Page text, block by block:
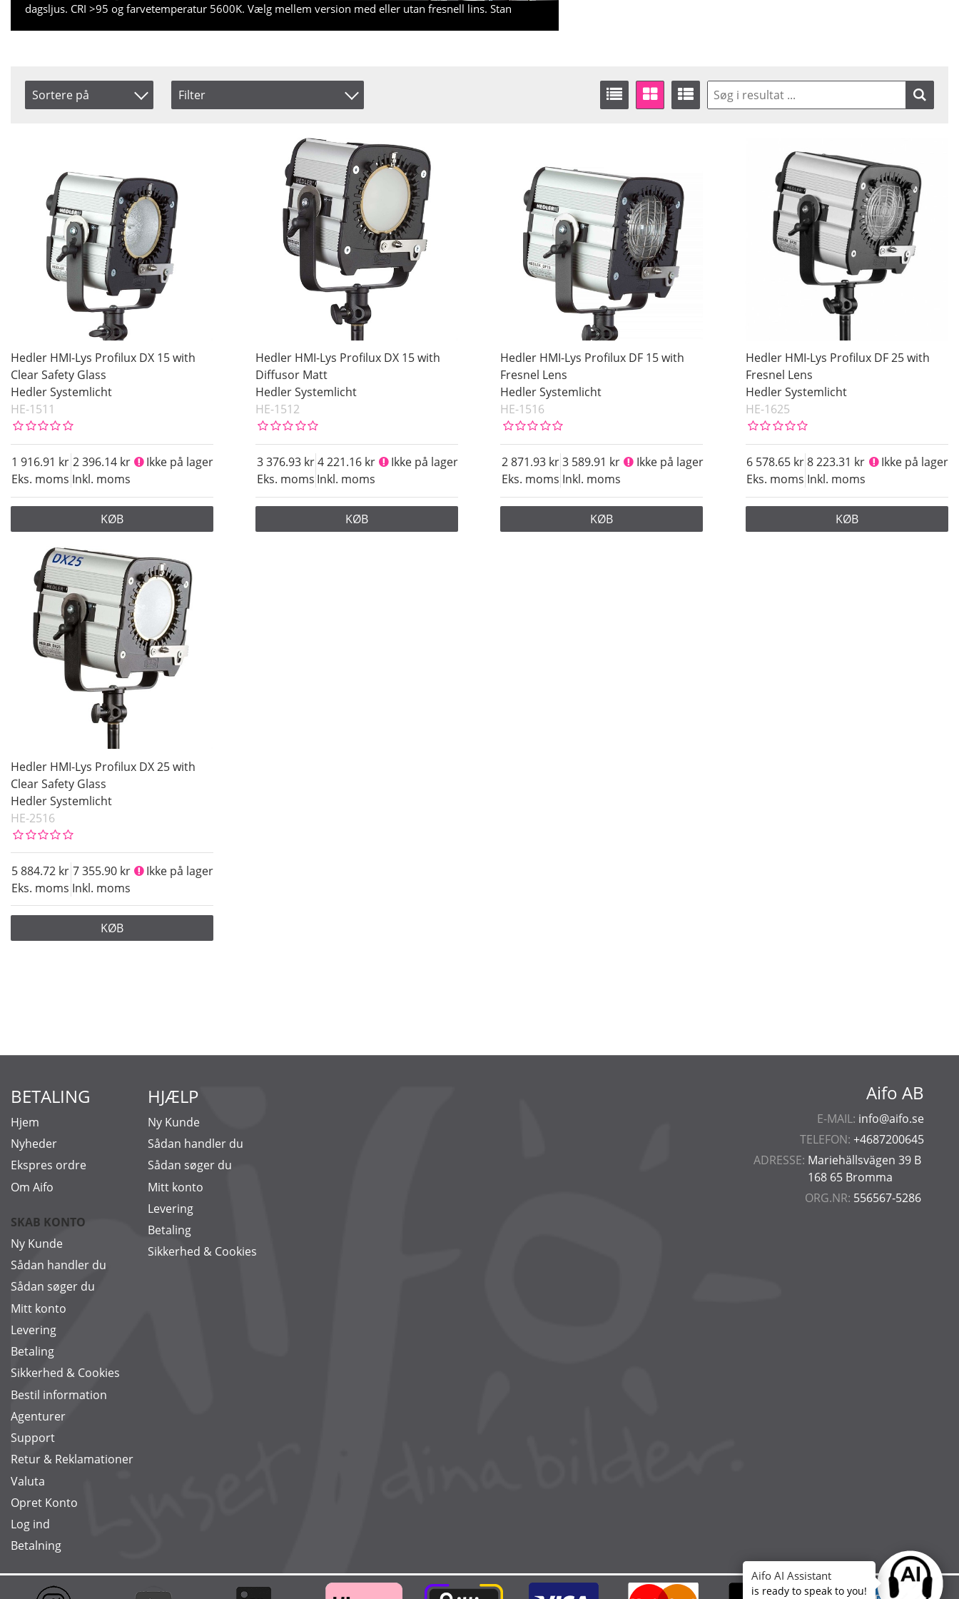
dagsljus. CRI >95 og farvetemperatur 5600K. Vælg mellem version med eller utan fresnell lins. Stan
Sortere på
Navn
Filter
Hedler HMI-Lys Profilux DX 15 with
Clear Safety Glass
Hedler Systemlicht
HE-1511
Eks. moms
1 916.91
Inkl. moms
2 396.14 Ikke på lager
KØB
Hedler HMI-Lys Profilux DX 15 with
Diffusor Matt
Hedler Systemlicht
HE-1512
Eks. moms
3 376.93
Inkl. moms
4 221.16 Ikke på lager
KØB
Hedler HMI-Lys Profilux DF 15 with
Fresnel Lens
Hedler Systemlicht
HE-1516
Eks. moms
2 871.93
Inkl. moms
3 589.91 Ikke på lager
KØB
Hedler HMI-Lys Profilux DF 25 with
Fresnel Lens
Hedler Systemlicht
HE-1625
Eks. moms
6 578.65
Inkl. moms
8 223.31 Ikke på lager
KØB
Hedler HMI-Lys Profilux DX 25 with
Clear Safety Glass
Hedler Systemlicht
HE-2516
Eks. moms
5 884.72
Inkl. moms
7 355.90 Ikke på lager
KØB
Aifo AB
E-MAIL: info@aifo.se
TELEFON: +4687200645
ADRESSE: Mariehällsvägen 39 B
168 65 Bromma
ORG.NR: 556567-5286
BETALING
Hjem
Nyheder
Ekspres ordre
Om Aifo
SKAB KONTO
Ny Kunde
Sådan handler du
Sådan søger du
Mitt konto
Levering
Betaling
Sikkerhed & Cookies
Bestil information
Agenturer
Support
Retur & Reklamationer
Valuta
Opret Konto
Log ind
Betalning
HJÆLP
Ny Kunde
Sådan handler du
Sådan søger du
Mitt konto
Levering
Betaling
Sikkerhed & Cookies
Ask
Aifo AI Assistant
is ready to speak to you!